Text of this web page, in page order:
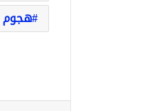
هجوم